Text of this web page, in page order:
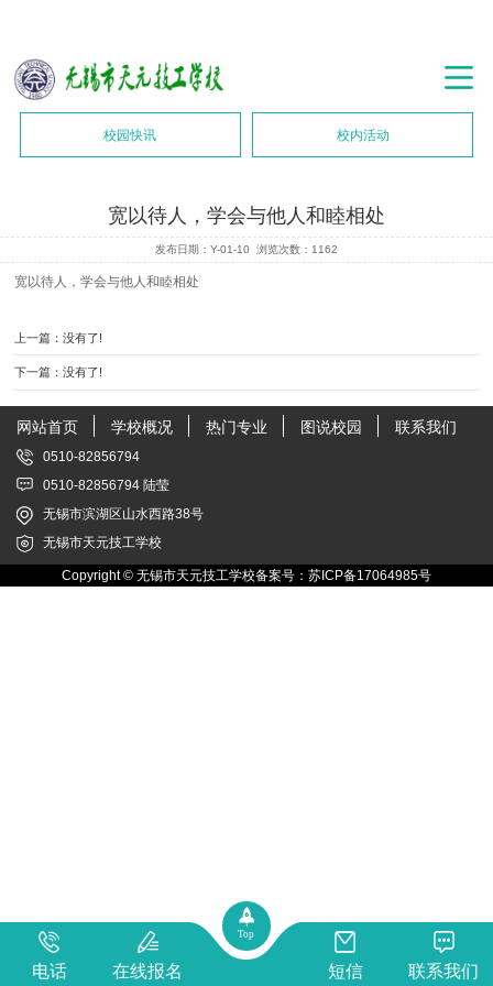
校园快讯 校内活动
宽以待人，学会与他人和睦相处
发布日期：Y-01-10 浏览次数： 1162
宽以待人，学会与他人和睦相处
上一篇：没有了!
下一篇：没有了!
网站首页 学校概况 热门专业 图说校园 联系我们
0510-82856794
0510-82856794 陆莹
无锡市滨湖区山水西路38号
无锡市天元技工学校
Copyright © 无锡市天元技工学校备案号： 苏ICP备17064985号
电话 在线报名
Top
短信 联系我们